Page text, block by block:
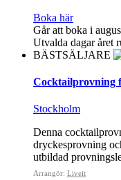
Boka här
Går att boka i
Utvalda dagar året
BÄSTSÄLJARE
Cocktailprovning
Stockholm
Denna
dryckesprovning
utbildad
Arrangör: Liveit